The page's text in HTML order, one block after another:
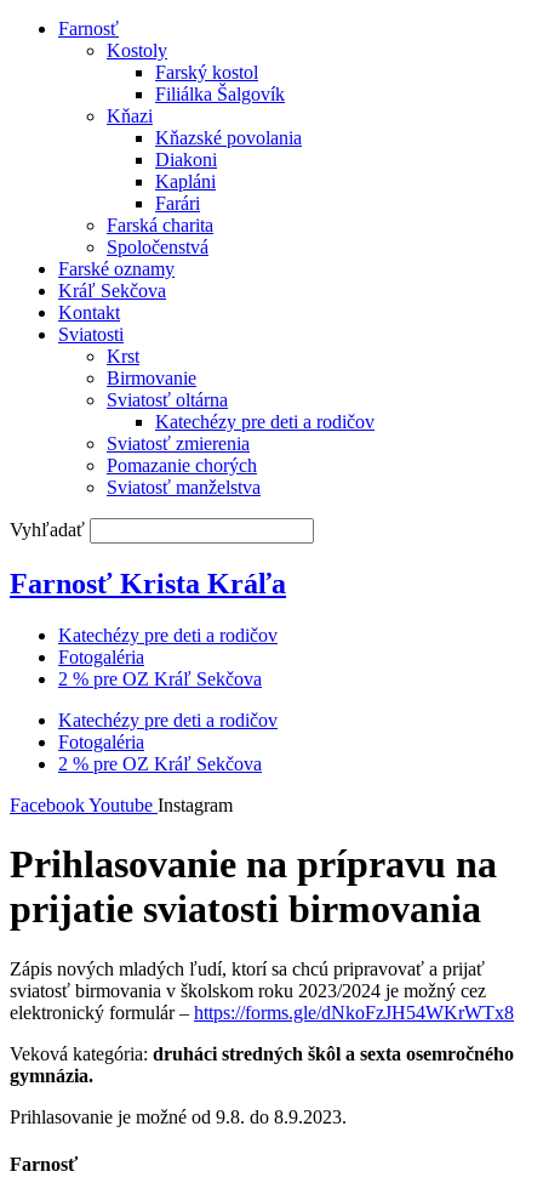
Farnosť
Kostoly
Farský kostol
Filiálka Šalgovík
Kňazi
Kňazské povolania
Diakoni
Kapláni
Farári
Farská charita
Spoločenstvá
Farské oznamy
Kráľ Sekčova
Kontakt
Sviatosti
Krst
Birmovanie
Sviatosť oltárna
Katechézy pre deti a rodičov
Sviatosť zmierenia
Pomazanie chorých
Sviatosť manželstva
Vyhľadať
Farnosť Krista Kráľa
Katechézy pre deti a rodičov
Fotogaléria
2 % pre OZ Kráľ Sekčova
Katechézy pre deti a rodičov
Fotogaléria
2 % pre OZ Kráľ Sekčova
FacebookYoutube Instagram
Prihlasovanie na prípravu na
prijatie sviatosti birmovania
Zápis nových mladých ľudí, ktorí sa chcú pripravovať a prijať
sviatosť birmovania v školskom roku 2023/2024 je možný cez
elektronický formulár – https://forms.gle/dNkoFzJH54WKrWTx8
Veková kategória: druháci stredných škôl a sexta osemročného
gymnázia.
Prihlasovanie je možné od 9.8. do 8.9.2023.
Farnosť